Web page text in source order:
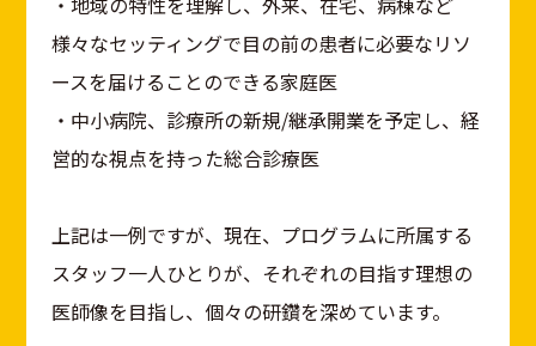
様々なセッティングで目の前の患者に必要なリソ
ースを届けることのできる家庭医
・中小病院、診療所の新規/継承開業を予定し、経
営的な視点を持った総合診療医
上記は一例ですが、現在、プログラムに所属する
スタッフ一人ひとりが、それぞれの目指す理想の
医師像を目指し、個々の研鑽を深めています。